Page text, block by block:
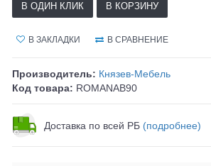
В ОДИН КЛИК В КОРЗИНУ
В ЗАКЛАДКИ В СРАВНЕНИЕ
Производитель: Князев-Мебель
Код товара: ROMANAB90
Доставка по всей РБ (подробнее)